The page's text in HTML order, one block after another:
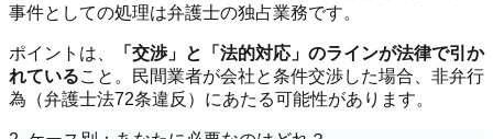
事件としての処理は弁護士の独占業務です。
ポイントは、
「交渉」と「法的対応」のラインが法律で引か
れていること。民間業者が会社と条件交渉した場合、非弁行
為（弁護士法72条違反）にあたる可能性があります。